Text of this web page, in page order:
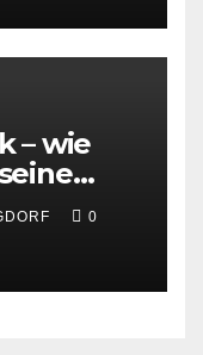
– wie
0